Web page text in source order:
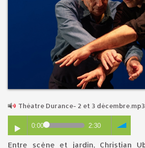
Théatre Durance- 2 et 3 décembre.mp3
0:00 2:30
Entre scène et jardin, Christian Ubl – chorégraphe,